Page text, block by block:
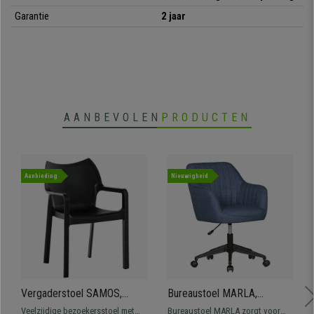
Garantie
2 jaar
AANBEVOLEN PRODUCTEN
Aanbieding
Vergaderstoel SAMOS,
Modern Ontwerp,
Veelzijdige bezoekersstoel met
Nieuwigheid
Bureaustoel MARLA,
Modern Ontwerp, Stoffen
Bureaustoel MARLA zorgt voor